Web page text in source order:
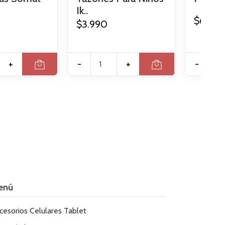
+
Ik..
$3.990
- +
$6.990
-
Celulares Tablet